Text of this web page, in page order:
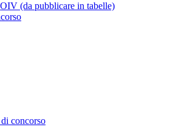
OIV (da pubblicare in tabelle)
concorso